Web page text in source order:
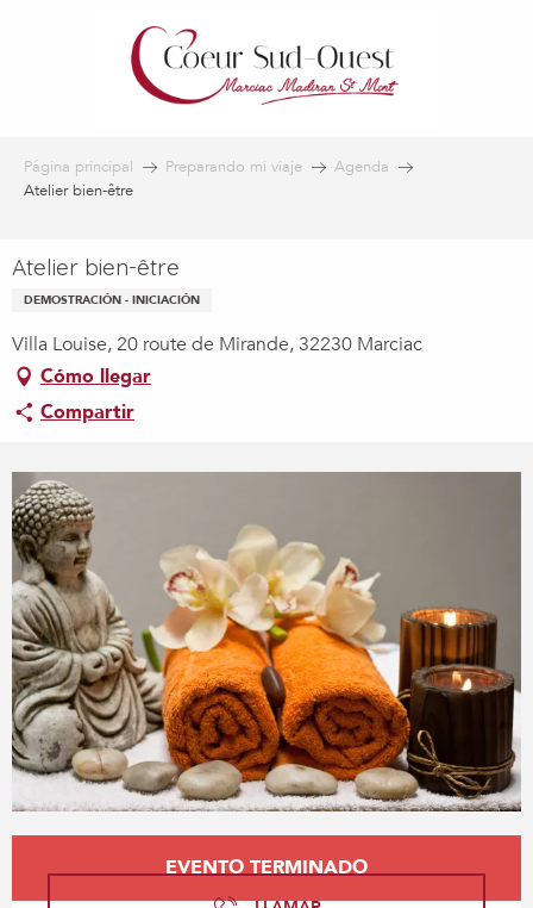
Página principal Preparando mi viaje
Agenda
Atelier bien-être
Atelier bien-être
DEMOSTRACIÓN - INICIACIÓN
Villa Louise, 20 route de Mirande, 32230 Marciac
Cómo llegar
Compartir
Horarios y datos de contacto
EVENTO TERMINADO